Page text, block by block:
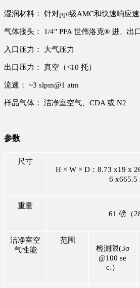
湿润材料： 针对ppt级AMC和快速响应
气体接头： 1/4" PFA 世伟洛克® 进、出
入口压力： 大气压力
出口压力： 真空（<10 托）
流速： ~3 slpm@1 atm
样品气体： 洁净室空气、CDA 或 N2
参数
尺寸
H × W × D：8.73 x19 x
6 x665.5
重量
61 磅（
洁净室空
气性能
范围
检测限(3σ
@100 se
c.）